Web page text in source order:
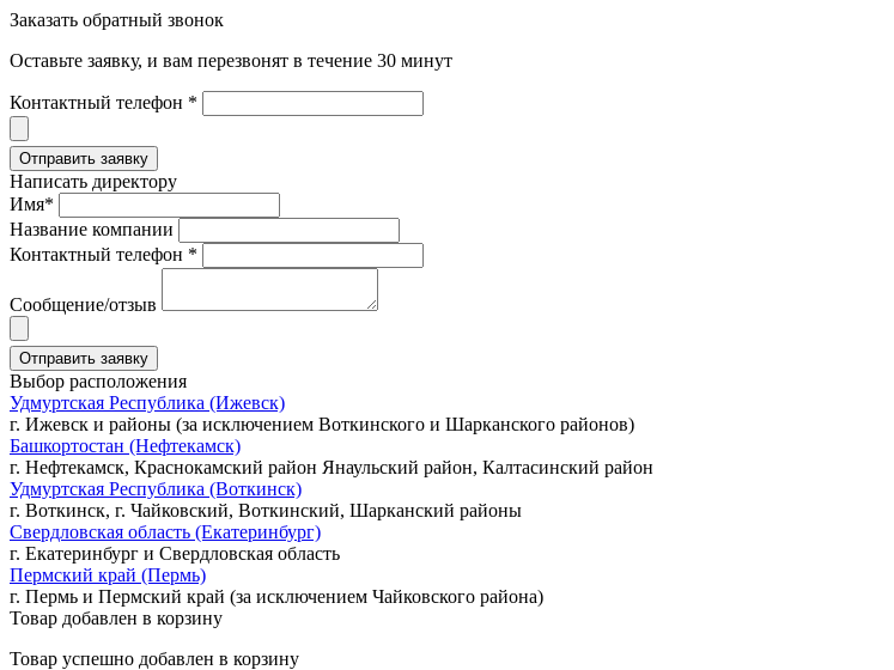
Заказать обратный звонок
Оставьте заявку, и вам перезвонят в течение 30 минут
Контактный телефон *
Написать директору
Имя*
Название компании
Контактный телефон *
Сообщение/отзыв
Выбор расположения
Удмуртская Республика (Ижевск)
г. Ижевск и районы (за исключением Воткинского и Шарканского районов)
Башкортостан (Нефтекамск)
г. Нефтекамск, Краснокамский район Янаульский район, Калтасинский район
Удмуртская Республика (Воткинск)
г. Воткинск, г. Чайковский, Воткинский, Шарканский районы
Свердловская область (Екатеринбург)
г. Екатеринбург и Свердловская область
Пермский край (Пермь)
г. Пермь и Пермский край (за исключением Чайковского района)
Товар добавлен в корзину
Товар успешно добавлен в корзину